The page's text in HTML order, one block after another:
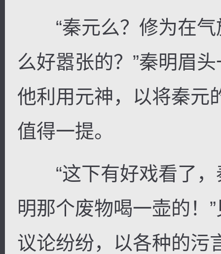
“秦元么？修为在气
么好嚣张的？”秦明眉
他利用元神，以将秦元
值得一提。
“这下有好戏看了，
明那个废物喝一壶的！
议论纷纷，以各种的污